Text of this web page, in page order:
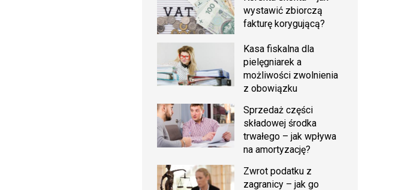
wystawić zbiorczą
fakturę korygującą?
Kasa fiskalna dla
pielęgniarek a
możliwości zwolnienia
z obowiązku
Sprzedaż części
składowej środka
trwałego – jak wpływa
na amortyzację?
Zwrot podatku z
zagranicy – jak go